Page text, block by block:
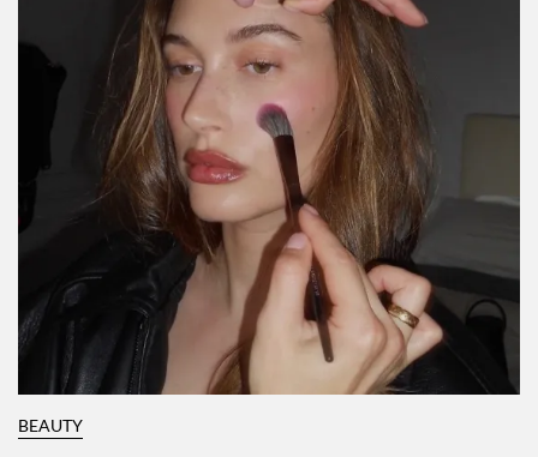
BEAUTY